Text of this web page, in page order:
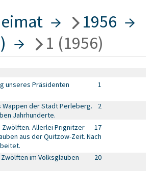
→ 1956 →
→ 1 (1956)
1
unseres Präsidenten
2
Wappen der Stadt Perleberg.
Jahrhunderte.
17
Zwölften. Allerlei Prignitzer
aus der Quitzow-Zeit. Nach
20
im Volksglauben